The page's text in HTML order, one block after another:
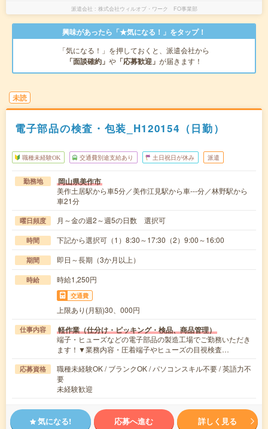
派遣会社 株式会社ウィルオブ・ワーク FO事業部
興味があったら「★気になる！」をタップ！
「気になる！」を押しておくと、派遣会社から
「面談確約」 や 「応募歓迎」 が届きます！
未読
電子部品の検査・包装_H120154（日勤）
職種未経験OK 交通費別途支給あり 土日祝日が休み 派遣
勤務地 岡山県美作市
美作土居駅から車5分／美作江見駅から車---分／林野駅から
車21分
曜日頻度 月～金の週2～週5の日数 選択可
時間 下記から選択可（1）8:30～17:30（2）9:00～16:00
期間 即日～長期（3か月以上）
時給 時給1,250円
交通費
上限あり(月額)30、000円
仕事内容 軽作業（仕分け・ピッキング・検品、商品管理）
端子・ヒューズなどの電子部品の製造工場でご勤務いただき
ます！▼業務内容・圧着端子やヒューズの目視検査…
応募資格
職種未経験OK / ブランクOK / パソコンスキル不要 / 英語力不
要
未経験歓迎
気になる! 応募へ進む 詳しく見る